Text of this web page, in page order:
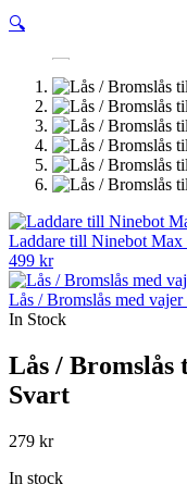
🔍
Laddare till Ninebot
499 kr
Lås / Bromslås med
In Stock
Lås /
Svart
279 kr
In stock